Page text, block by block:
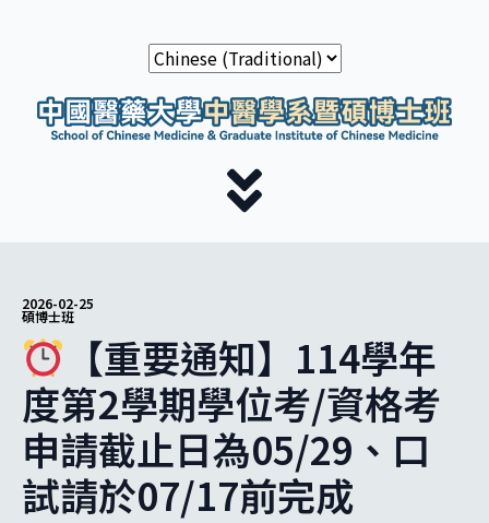
2026-02-25
碩博士班
【重要通知】114學年
度第2學期學位考/資格考
申請截止日為05/29、口
試請於07/17前完成